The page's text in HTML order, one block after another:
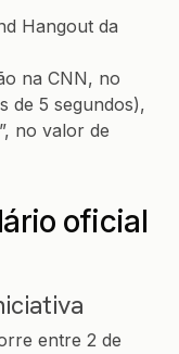
Hangout da
na CNN, no
de 5 segundos),
no valor de
oficial
entre 2 de